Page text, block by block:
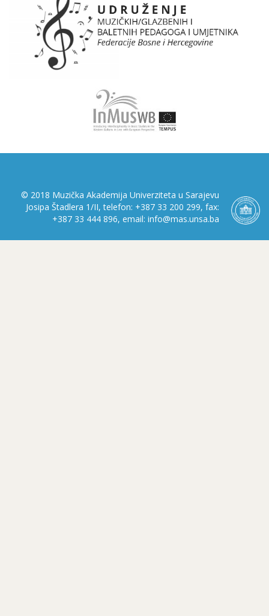
© 2018 Muzička Akademija Univerziteta u Sarajevu
Josipa Štadlera 1/II, telefon: +387 33 200 299, fax:
+387 33 444 896, email: info@mas.unsa.ba